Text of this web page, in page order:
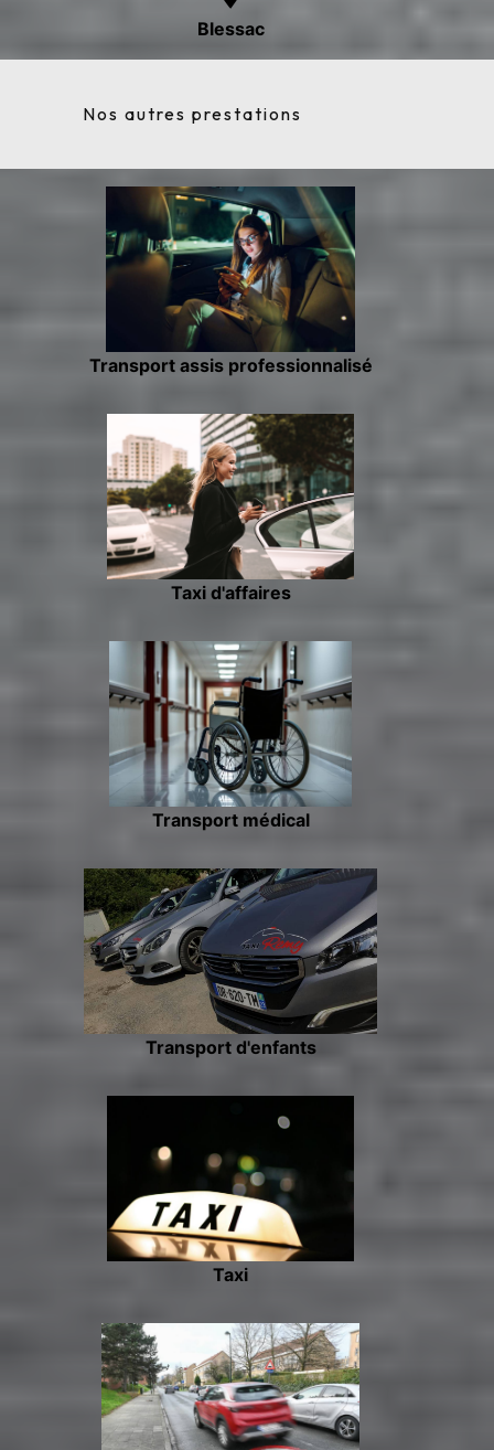
Blessac
Nos autres prestations
Transport assis professionnalisé
Taxi d'affaires
Transport médical
Transport d'enfants
Taxi